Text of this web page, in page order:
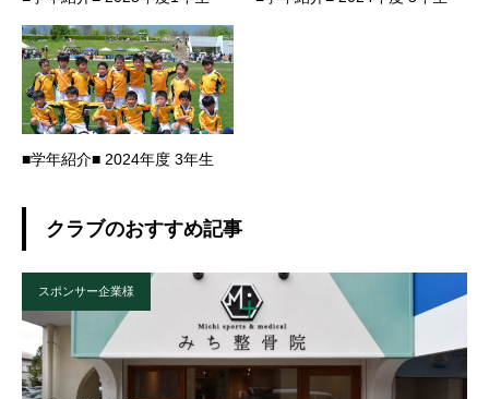
■学年紹介■ 2024年度 3年生
クラブのおすすめ記事
スポンサー企業様